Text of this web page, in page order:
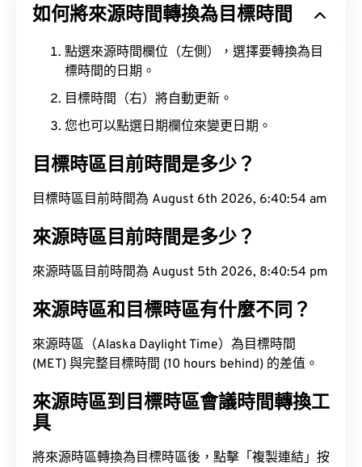
如何將來源時間轉換為目標時間
點選來源時間欄位（左側），選擇要轉換為目
標時間的日期。
目標時間（右）將自動更新。
您也可以點選日期欄位來變更日期。
目標時區目前時間是多少？
目標時區目前時間為 August 6th 2026, 6:40:54 am
來源時區目前時間是多少？
來源時區目前時間為 August 5th 2026, 8:40:54 pm
來源時區和目標時區有什麼不同？
來源時區（Alaska Daylight Time）為目標時間
(MET) 與完整目標時間 (10 hours behind) 的差值。
來源時區到目標時區會議時間轉換工
具
將來源時區轉換為目標時區後，點擊「複製連結」按